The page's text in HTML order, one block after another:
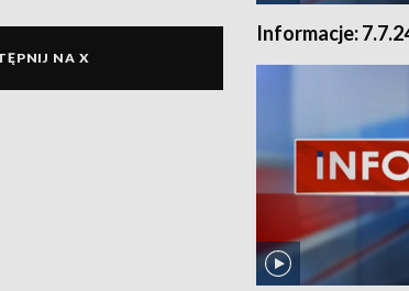
NA X
Informacje: